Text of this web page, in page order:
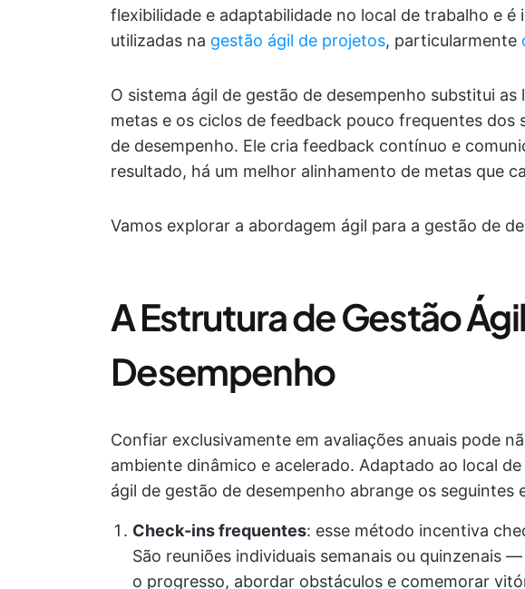
flexibilidade e adaptabilidade no local de trabalho e é
utilizadas na gestão ágil de projetos, particularmente
O sistema ágil de gestão de desempenho substitui
metas e os ciclos de feedback pouco frequentes dos
de desempenho. Ele cria feedback contínuo e
resultado, há um melhor alinhamento de metas que
Vamos explorar a abordagem ágil para a gestão de
A Estrutura de Gestão
Desempenho
Confiar exclusivamente em avaliações anuais pode
ambiente dinâmico e acelerado. Adaptado ao local
ágil de gestão de desempenho abrange os seguintes
Check-ins frequentes: esse método incentiva
São reuniões individuais semanais ou quinzenais
o progresso, abordar obstáculos e comemorar